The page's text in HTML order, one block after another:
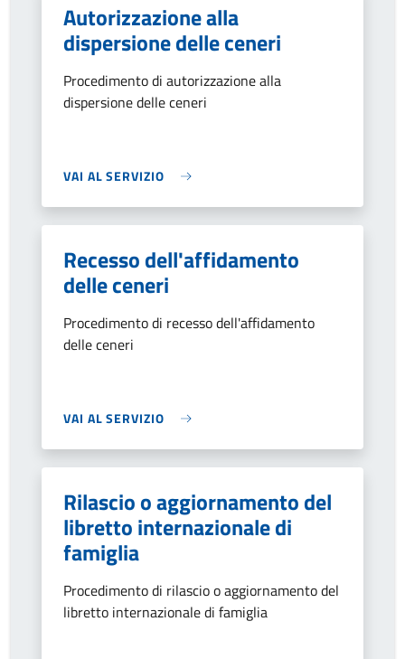
Autorizzazione alla
dispersione delle ceneri
Procedimento di autorizzazione alla
dispersione delle ceneri
VAI AL SERVIZIO
Recesso dell'affidamento
delle ceneri
Procedimento di recesso dell'affidamento
delle ceneri
VAI AL SERVIZIO
Rilascio o aggiornamento del
libretto internazionale di
famiglia
Procedimento di rilascio o aggiornamento del
libretto internazionale di famiglia